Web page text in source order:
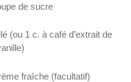
de sucre
(ou 1 c. à café d’extrait de
fraîche (facultatif)